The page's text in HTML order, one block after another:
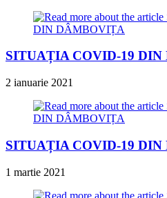
SITUAȚIA COVID-19
2 ianuarie 2021
SITUAȚIA COVID-19
1 martie 2021